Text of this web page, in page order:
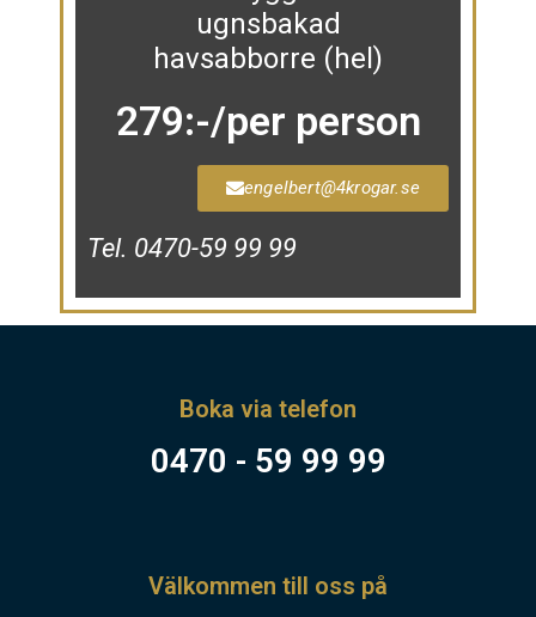
ugnsbakad
havsabborre (hel)
279:-/per person
engelbert@4krogar.se
Tel. 0470-59 99 99
Boka via telefon
0470 - 59 99 99
Välkommen till oss på